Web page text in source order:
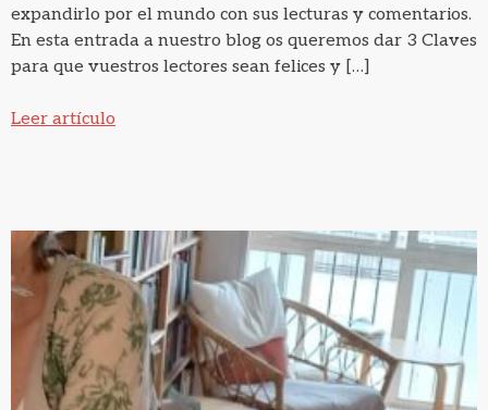
expandirlo por el mundo con sus lecturas y comentarios.
En esta entrada a nuestro blog os queremos dar 3 Claves
para que vuestros lectores sean felices y […]
Leer artículo